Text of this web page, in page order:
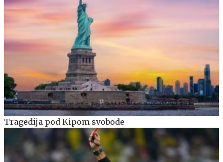
Tragedija pod Kipom svobode